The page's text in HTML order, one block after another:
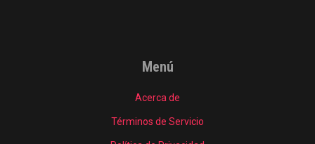
Menú
Acerca de
Términos de Servicio